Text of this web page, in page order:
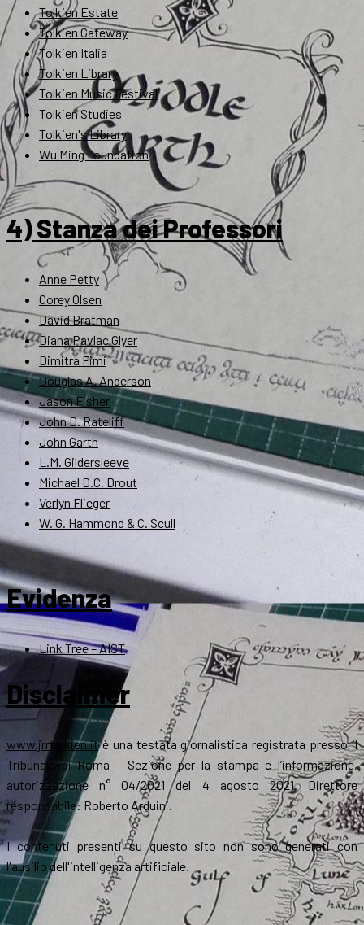
Tolkien Estate
Tolkien Gateway
Tolkien Italia
Tolkien Library
Tolkien Music Festival
Tolkien Studies
Tolkien's Library
Wu Ming Foundation
4) Stanza dei Professori
Anne Petty
Corey Olsen
David Bratman
Diana Pavlac Glyer
Dimitra Fimi
Douglas A. Anderson
Jason Fisher
John D. Rateliff
John Garth
L.M. Gildersleeve
Michael D.C. Drout
Verlyn Flieger
W. G. Hammond & C. Scull
Evidenza
Link Tree – AIST
Disclaimer
www.jrrtolkien.itè una testata giornalistica registrata presso il
Tribunale di Roma - Sezione per la stampa e l’informazione,
autorizzazione n° 04/2021 del 4 agosto 2021. Direttore
responsabile: Roberto Arduini.
I contenuti presenti su questo sito non sono generati con
l'ausilio dell'intelligenza artificiale.